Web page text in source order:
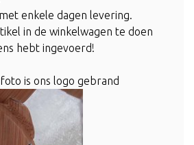
enkele dagen levering.
in de winkelwagen te doen
hebt ingevoerd!
is ons logo gebrand